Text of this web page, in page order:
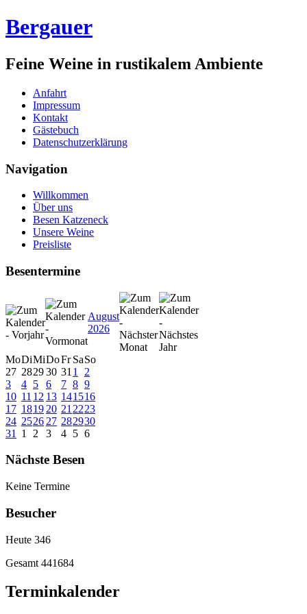
Bergauer
Feine Weine in rustikalem Ambiente
Anfahrt
Impressum
Kontakt
Gästebuch
Datenschutzerklärung
Navigation
Willkommen
Über uns
Besen Katzeneck
Unsere Weine
Preisliste
Besentermine
August
2026
MoDiMiDoFr SaSo
27 282930 31 1
2
3
4 5 6 7 8 9
10 11 12 13 141516
17 1819 20 21 2223
24 2526 27 282930
31
1 2 3 4 5 6
Nächste Besen
Keine Termine
Besucher
Heute 346
Gesamt 441684
Terminkalender